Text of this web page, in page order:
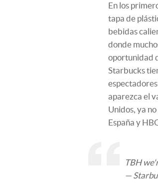
En los
tapa de
bebidas
donde
oportunidad
Starbucks
aparezca el
Unidos, ya
España y
TBH
—